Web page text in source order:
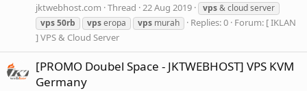
jktwebhost.com Thread 22 Aug 2019 vps& cloud server
vps50rb vpseropa vps murah Replies: 0 Forum: [ IKLAN
] VPS & Cloud Server
[PROMO Doubel Space - JKTWEBHOST] VPS KVM
Germany